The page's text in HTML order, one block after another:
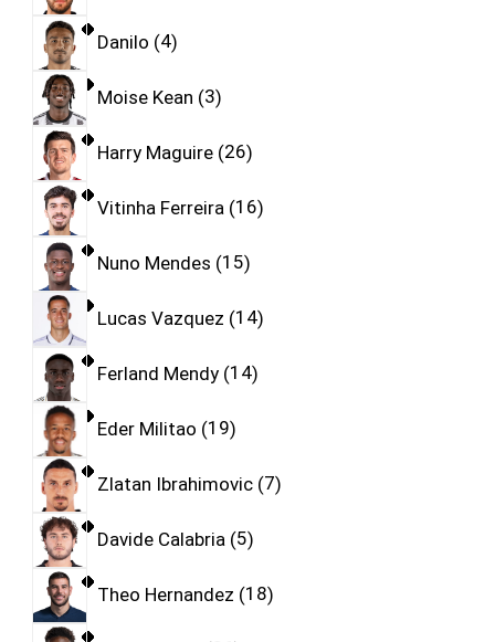
Danilo 4
Moise Kean 3
Harry Maguire 26
Vitinha Ferreira 16
Nuno Mendes 15
Lucas Vazquez 14
Ferland Mendy 14
Eder Militao 19
Zlatan Ibrahimovic 7
Davide Calabria 5
Theo Hernandez 18